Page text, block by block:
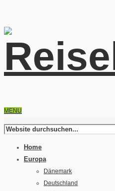
MENU
Home
Europa
Dänemark
Deutschland